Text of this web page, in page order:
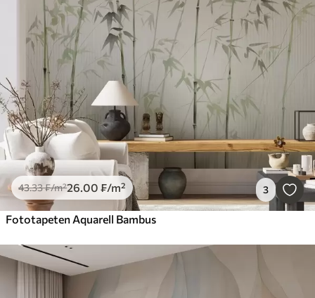
43.33₣/m²26.00 ₣/m² 3
Fototapeten Aquarell Bambus